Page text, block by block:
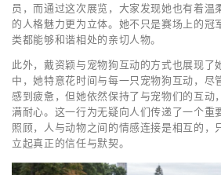
员，而通过这次展览，大家发现她也有着温
的人格魅力更为立体。她不只是赛场上的冠
类都能够和谐相处的亲切人物。
此外，戴资颖与宠物狗互动的方式也展现了
中，她特意花时间与每一只宠物狗互动，尽
感到疲惫，但她依然保持了与宠物们的互动
满耐心。这一行为无疑向人们传递了一个重
照顾，人与动物之间的情感连接是相互的，
立起真正的信任与默契。